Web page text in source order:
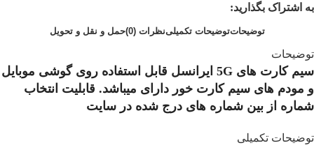
به اشتراک بگذارید:
توضیحاتتوضیحات تکمیلینظرات (0) حمل و نقل و تحویل
توضیحات
سیم کارت های 5G ایرانسل قابل استفاده روی گوشی موبایل
و مودم های سیم کارت خور دارای میباشد. قابلیت انتخاب
شماره از بین شماره های درج شده در سایت
توضیحات تکمیلی